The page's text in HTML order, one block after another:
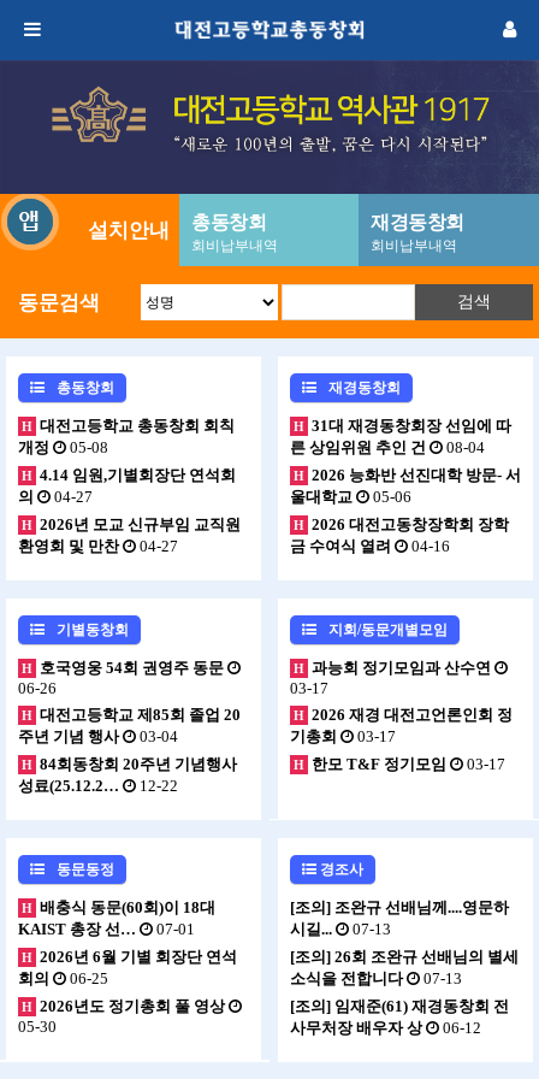
설치안내 총동창회
회비납부내역
재경동창회
회비납부내역
동문검색 검색
총동창회
H 대전고등학교 총동창회 회칙
개정
05-08
H 4.14 임원,기별회장단 연석회
의
04-27
H 2026년 모교 신규부임 교직원
환영회 및 만찬
04-27
재경동창회
H 31대 재경동창회장 선임에 따
른 상임위원 추인 건
08-04
H 2026 능화반 선진대학 방문- 서
울대학교
05-06
H 2026 대전고동창장학회 장학
금 수여식 열려
04-16
기별동창회
H 호국영웅 54회 권영주 동문
06-26
H 대전고등학교 제85회 졸업 20
주년 기념 행사
03-04
H 84회동창회 20주년 기념행사
성료(25.12.2…
12-22
지회/동문개별모임
H 과능회 정기모임과 산수연
03-17
H 2026 재경 대전고언론인회 정
기총회
03-17
H 한모 T&F 정기모임 03-17
동문동정
H 배충식 동문(60회)이 18대
KAIST 총장 선…
07-01
H 2026년 6월 기별 회장단 연석
회의
06-25
H 2026년도 정기총회 풀 영상
05-30
경조사
[조의] 조완규 선배님께....영문하
시길...
07-13
[조의] 26회 조완규 선배님의 별세
소식을 전합니다
07-13
[조의] 임재준(61) 재경동창회 전
사무처장 배우자 상
06-12